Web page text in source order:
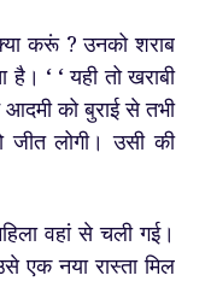
? उनको शराब
‘ ‘ यही तो खराबी
को बुराई से तभी
जीत लोगी। उसी की
वहां से चली गई।
एक नया रास्ता मिल